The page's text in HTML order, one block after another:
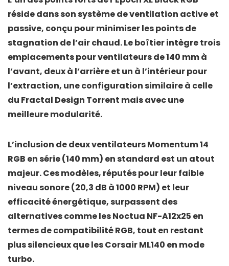
réside dans sonsystème de ventilation active et
passive, conçu pour minimiser les points de
stagnation de l’air chaud. Le boîtier intègretrois
emplacements pour ventilateurs de 140 mm à
l’avant, deux à l’arrière et un à l’intérieur pour
l’extraction, une configuration similaire à celle
du Fractal Design Torrent mais avec une
meilleure modularité.
L’inclusion dedeux ventilateurs Momentum 14
RGB en série(140 mm) en standard est un atout
majeur. Ces modèles, réputés pour leurfaible
niveau sonore (20,3 dB à 1000 RPM) et leur
efficacité énergétique, surpassent des
alternatives comme lesNoctua NF-A12x25 en
termes de compatibilité RGB, tout en restant
plus silencieux que lesCorsair ML140 en mode
turbo.